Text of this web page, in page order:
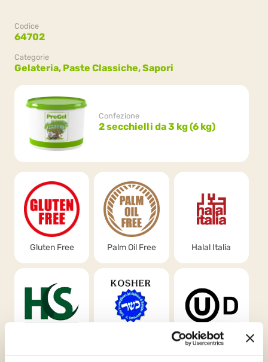
Codice
64702
Categorie
Gelateria, Paste Classiche,Sapori
Confezione
2 secchielli da 3 kg (6 kg)
Gluten Free Palm Oil Free Halal Italia
Certification
Chalavi
Orthodox
Union Dairy